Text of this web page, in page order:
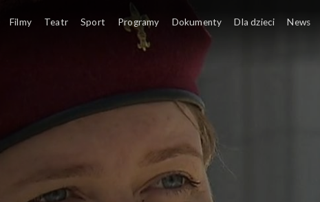
Filmy Teatr Sport Programy Dokumenty Dla dzieci News